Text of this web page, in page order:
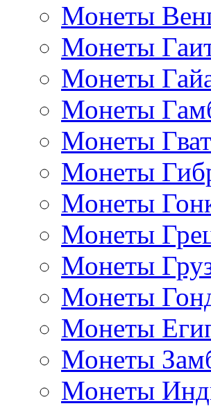
Монеты
Монеты
Монеты
Монеты
Монеты
Монеты
Монеты
Монеты
Монеты
Монеты
Монеты
Монеты
Монеты